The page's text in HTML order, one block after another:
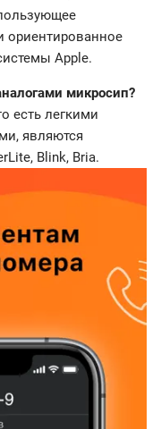
ориентированное
Apple.
микросип?
есть легкими
являются
Blink, Bria.